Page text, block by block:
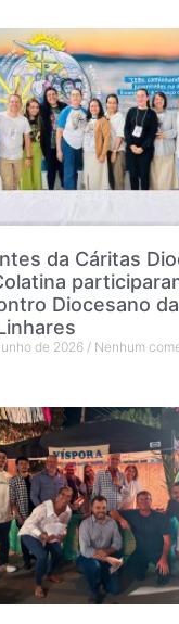
da Cáritas
Diocesano
de 2026 Nenhum